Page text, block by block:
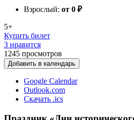
Взрослый: от 0 ₽
5+
Купить билет
3 нравится
1245 просмотров
Добавить в календарь
Google Calendar
Outlook.com
Скачать .ics